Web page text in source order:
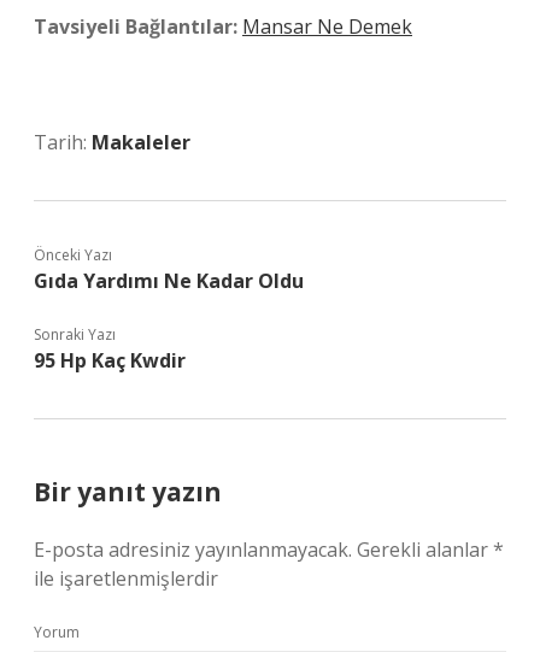
Tavsiyeli Bağlantılar: Mansar Ne Demek
Tarih: Makaleler
Önceki Yazı
Gıda Yardımı Ne Kadar Oldu
Sonraki Yazı
95 Hp Kaç Kwdir
Bir yanıt yazın
E-posta adresiniz yayınlanmayacak. Gerekli alanlar*
ile işaretlenmişlerdir
Yorum